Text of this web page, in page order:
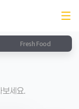
Fresh Food
세요.